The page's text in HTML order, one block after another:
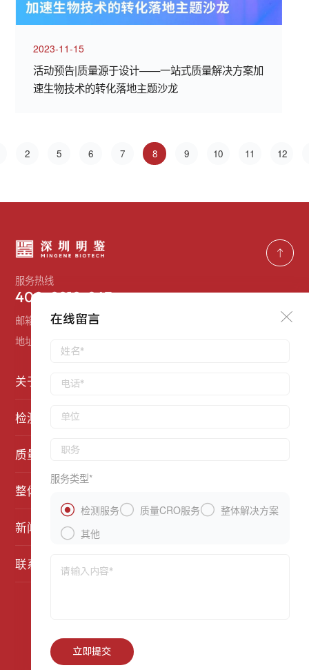
在线留言
在线留言
服务类型*
 检测服务 质量CRO服务 整体解决方案
 其他
2023-11-15
活动预告|质量源于设计——一站式质量解决方案加
速生物技术的转化落地主题沙龙
2 5 6 7 8 9 10 11 12
服务热线
400-9919-863
邮箱：
services@mingjiantech.com
地址：
关于明鉴
检测平台
质量CRO平台
整体解决方案
新闻媒体
联系我们
©2021 深圳市明鉴检测专业技术有限公司 版权所有
粤ICP备2022077950号-1